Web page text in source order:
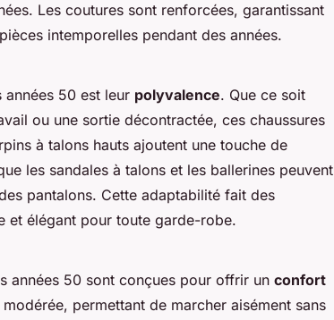
Les coutures sont renforcées, garantissant
intemporelles pendant des années.
années 50 est leur polyvalence. Que ce soit
ou une sortie décontractée, ces chaussures
à talons hauts ajoutent une touche de
les sandales à talons et les ballerines peuvent
pantalons. Cette adaptabilité fait des
et élégant pour toute garde-robe.
années 50 sont conçues pour offrir un confort
permettant de marcher aisément sans